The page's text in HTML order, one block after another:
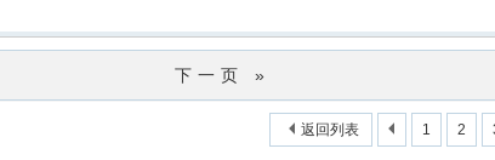
下一页 »
1 2
返回列表